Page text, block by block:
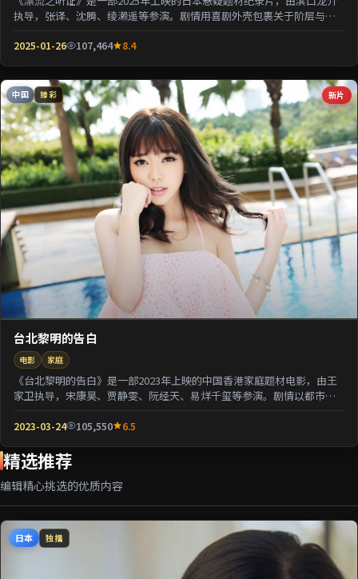
执导，张译、沈腾、绫濑遥等参演。剧情用喜剧外壳包裹关于阶层与选
2025-01-26 107,464 8.4
新片
中国 臻彩
台北黎明的告白
电影 家庭
《台北黎明的告白》是一部2023年上映的中国香港家庭题材电影，由王
家卫执导，宋康昊、贾静雯、阮经天、易烊千玺等参演。剧情以都市迁
2023-03-24 105,550 6.5
精选推荐
编辑精心挑选的优质内容
日本 独播